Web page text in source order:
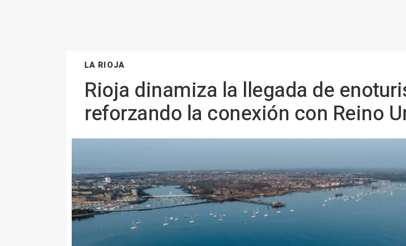
LA RIOJA
Rioja dinamiza la llegada de
reforzando la conexión con Reino